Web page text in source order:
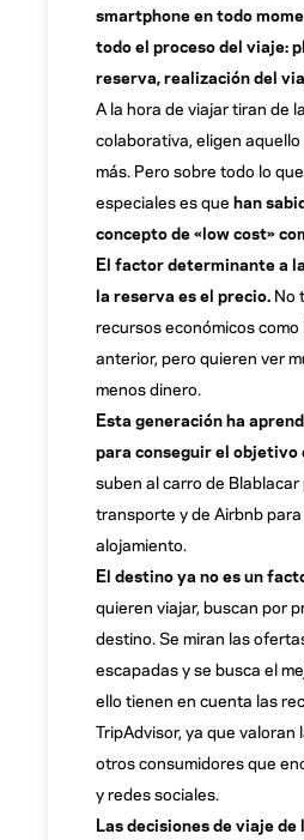
smartphone en todo
todo el proceso del viaje:
reserva, realización del
A la hora de viajar tiran de
colaborativa, eligen
más. Pero sobre todo lo
especiales es que han
concepto de «low cost»
El factor determinante a
la reserva es el precio. No
recursos económicos
anterior, pero quieren ver
menos dinero.
Esta generación ha
para conseguir el objetivo
suben al carro de
transporte y de Airbnb
alojamiento.
El destino ya no es un
quieren viajar, buscan por
destino. Se miran las
escapadas y se busca el
ello tienen en cuenta las
TripAdvisor, ya que valoran
otros consumidores que
y redes sociales.
Las decisiones de viaje